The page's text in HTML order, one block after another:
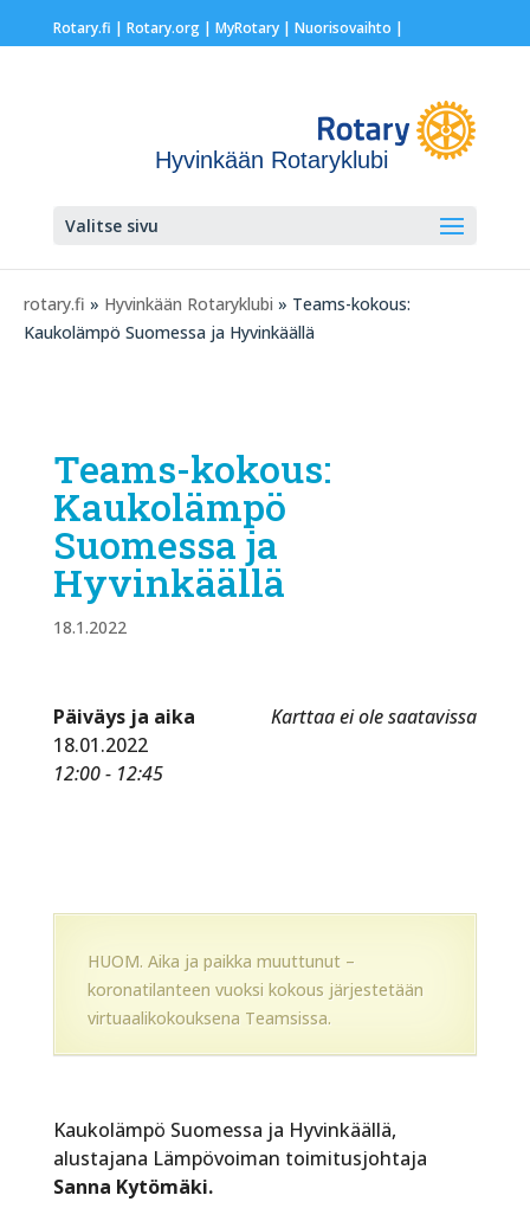
Rotary.fi | Rotary.org| MyRotary | Nuorisovaihto |
Hyvinkään Rotaryklubi
Valitse sivu
rotary.fi » Hyvinkään Rotaryklubi » Teams-kokous:
Kaukolämpö Suomessa ja Hyvinkäällä
Teams-kokous:
Kaukolämpö
Suomessa ja
Hyvinkäällä
18.1.2022
Karttaa ei ole saatavissa
Päiväys ja aika
18.01.2022
12:00 - 12:45
HUOM. Aika ja paikka muuttunut –
koronatilanteen vuoksi kokous järjestetään
virtuaalikokouksena Teamsissa.
Kaukolämpö Suomessa ja Hyvinkäällä,
alustajana Lämpövoiman toimitusjohtaja
Sanna Kytömäki.